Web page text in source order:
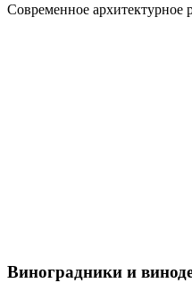
Современное архитектурное
Виноградники и